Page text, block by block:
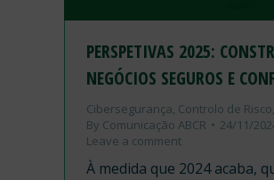
PERSPETIVAS 2025:
NEGÓCIOS SEGUROS E
Cibersegurança, Controlo de Risco,
By Comunicação ABCR
24/11/
Leave a comment
À medida que 2024 acaba,